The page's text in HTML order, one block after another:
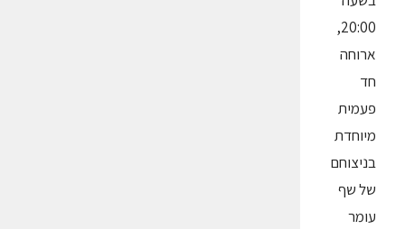
20:00,
ארוחה
חד
פעמית
מיוחדת
בניצוחם
של שף
עומר